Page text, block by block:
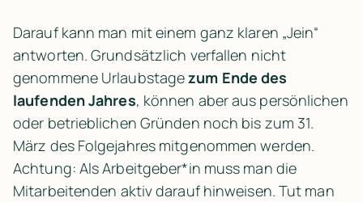
Darauf kann man mit einem ganz klaren „Jein“
antworten. Grundsätzlich verfallen nicht
genommene Urlaubstage zum Ende des
laufenden Jahres, können aber aus persönlichen
oder betrieblichen Gründen noch bis zum 31.
März des Folgejahres mitgenommen werden.
Achtung: Als Arbeitgeber*in muss man die
Mitarbeitenden aktiv darauf hinweisen. Tut man